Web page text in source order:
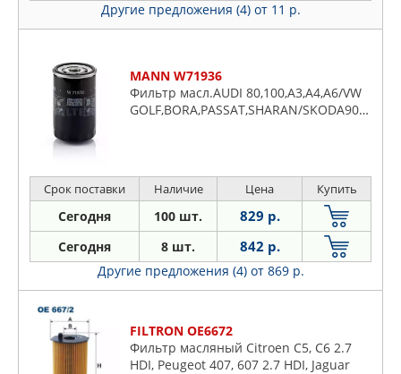
Другие предложения (4) от 11 р.
MANN W71936
Фильтр масл.AUDI 80,100,A3,A4,A6/VW
GOLF,BORA,PASSAT,SHARAN/SKODA90=>
Срок поставки Наличие Цена Купить
Сегодня 100 шт. 829 р.
Сегодня 8 шт. 842 р.
Другие предложения (4) от 869 р.
FILTRON OE6672
Фильтр масляный Citroen C5, C6 2.7
HDI, Peugeot 407, 607 2.7 HDI, Jaguar